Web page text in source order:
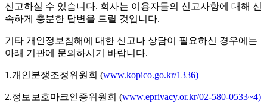
신고하실 수 있습니다. 회사는 이용자들의 신고사항에 대해 신
속하게 충분한 답변을 드릴 것입니다.
기타 개인정보침해에 대한 신고나 상담이 필요하신 경우에는
아래 기관에 문의하시기 바랍니다.
1.개인분쟁조정위원회 (www.kopico.go.kr/1336)
2.정보보호마크인증위원회 (www.eprivacy.or.kr/02-580-0533~4)